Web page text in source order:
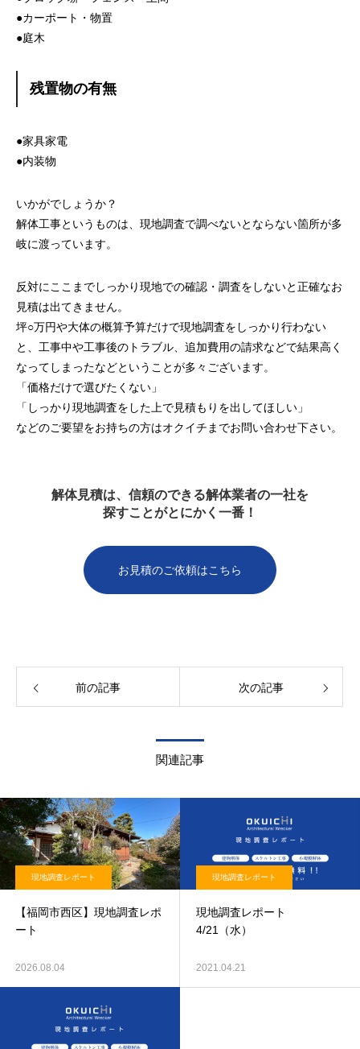
●カーポート・物置
●庭木
残置物の有無
●家具家電
●内装物
いかがでしょうか？
解体工事というものは、現地調査で調べないとならない箇所が多
岐に渡っています。
反対にここまでしっかり現地での確認・調査をしないと正確なお
見積は出てきません。
坪○万円や大体の概算予算だけで現地調査をしっかり行わない
と、工事中や工事後のトラブル、追加費用の請求などで結果高く
なってしまったなどということが多々ございます。
「価格だけで選びたくない」
「しっかり現地調査をした上で見積もりを出してほしい」
などのご要望をお持ちの方はオクイチまでお問い合わせ下さい。
解体見積は、信頼のできる解体業者の一社を
探すことがとにかく一番！
お見積のご依頼はこちら
前の記事 次の記事
関連記事
現地調査レポート
【福岡市西区】現地調査レポ
ート
2026.08.04
現地調査レポート
現地調査レポート
4/21（水）
2021.04.21